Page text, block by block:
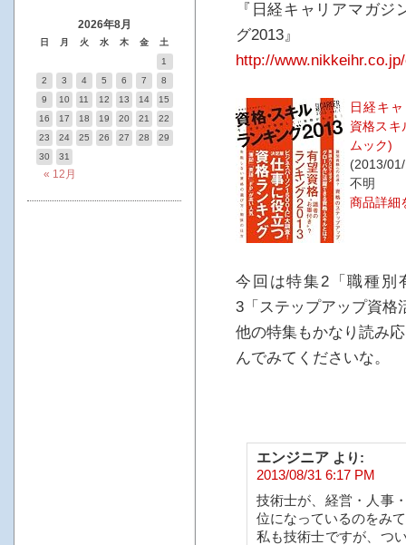
『日経キャリアマガ
グ2013』
http://
日経キ
資格スキ
ムック)
(2013/
不明
商品詳細
今回は特集2「職種別
3「ステップアップ資格
他の特集もかなり読み
んでみてくださいな。
エンジニア より:
2013/08/31 6:17 PM
技術士が、経営・人事
位になっているのをみ
私も技術士ですが、つ
2026年8月
日 月 火 水 木 金 土
« 12月
1
2
3 4 5 6 7
8
9
10 11 12 13 14
15
16
17 18 19 20 21
22
23
24 25 26 27 28
29
30
31